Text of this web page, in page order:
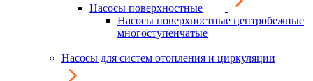
Насосы поверхностные
Насосы поверхностные центробежные
многоступенчатые
Насосы для систем отопления и циркуляции